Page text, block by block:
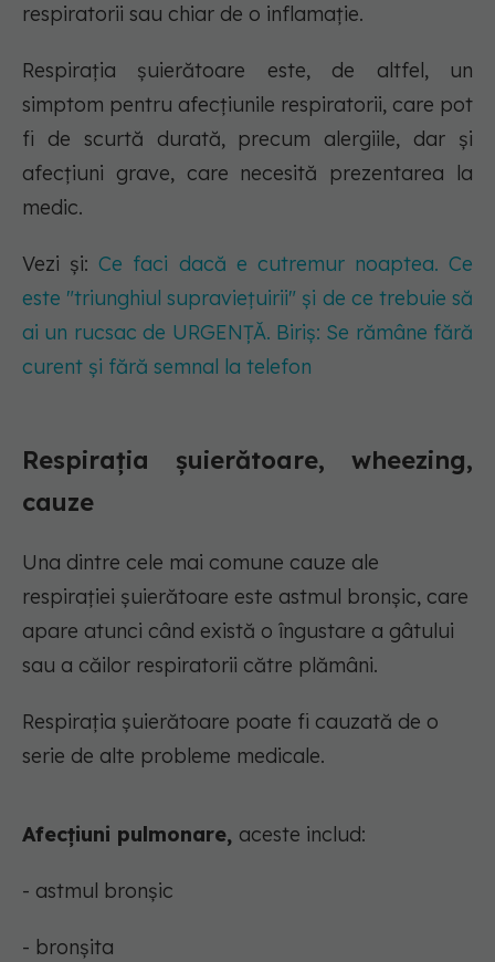
respiratorii sau chiar de o inflamație.
Respirația șuierătoare este, de altfel, un
simptom pentru afecțiunile respiratorii, care pot
fi de scurtă durată, precum alergiile, dar și
afecțiuni grave, care necesită prezentarea la
medic.
Vezi și:Ce faci dacă e cutremur noaptea. Ce
este "triunghiul supraviețuirii" și de ce trebuie să
ai un rucsac de URGENȚĂ. Biriș: Se rămâne fără
curent și fără semnal la telefon
Respirația șuierătoare, wheezing,
cauze
Una dintre cele mai comune cauze ale
respirației șuierătoare este astmul bronșic, care
apare atunci când există o îngustare a gâtului
sau a căilor respiratorii către plămâni.
Respirația șuierătoare poate fi cauzată de o
serie de alte probleme medicale.
Afecțiuni pulmonare, aceste includ:
- astmul bronșic
- bronșita